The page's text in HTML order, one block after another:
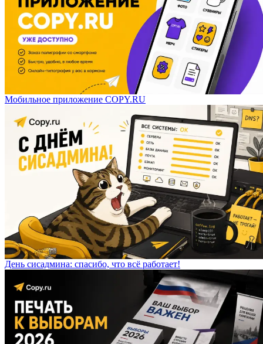
Мобильное приложение COPY.RU
День сисадмина: спасибо, что всё работает!